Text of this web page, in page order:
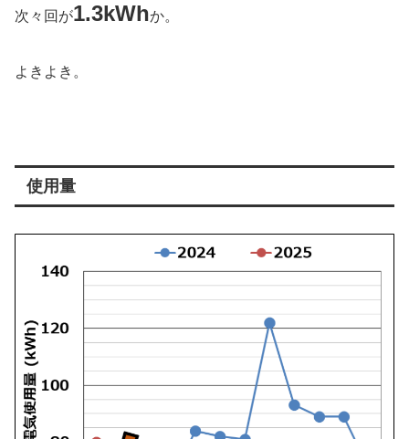
次々回が1.3kWhか。
よきよき。
使用量